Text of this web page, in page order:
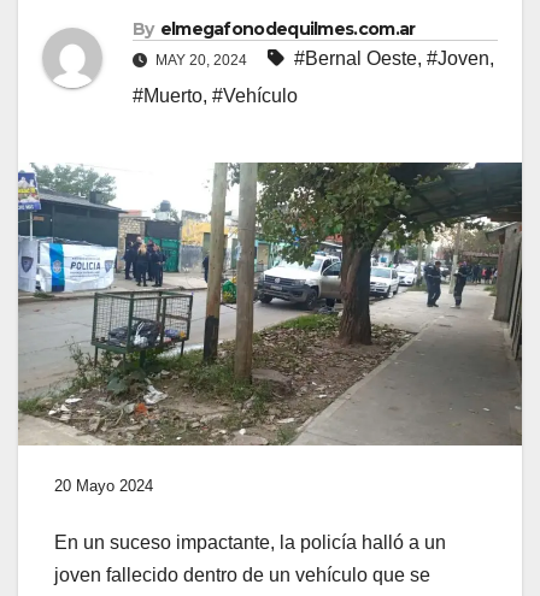
By elmegafonodequilmes.com.ar
MAY 20, 2024 #Bernal Oeste, #Joven,
#Muerto, #Vehículo
20 Mayo 2024
En un suceso impactante, la policía halló a un
joven fallecido dentro de un vehículo que se